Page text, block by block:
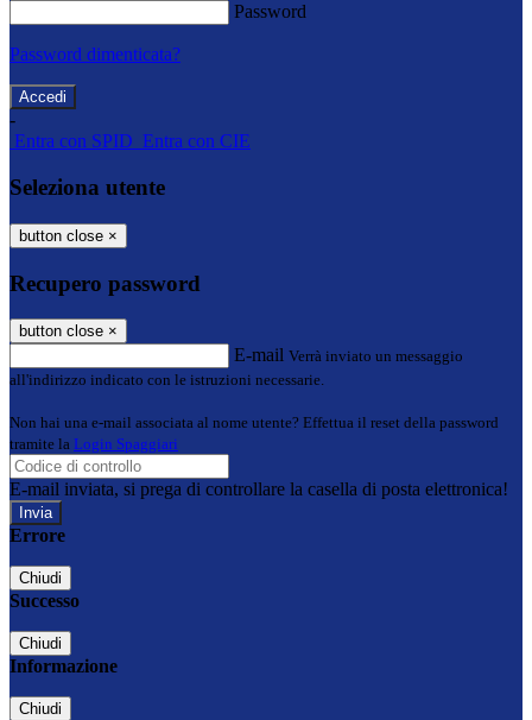
Password
Password dimenticata?
-
Entra con SPID Entra con CIE
Seleziona utente
button close ×
Recupero password
button close ×
E-mail Verrà inviato un messaggio
all'indirizzo indicato con le istruzioni necessarie.
Non hai una e-mail associata al nome utente? Effettua il reset della password
tramite la Login Spaggiari
E-mail inviata, si prega di controllare la casella di posta elettronica!
Errore
Chiudi
Successo
Chiudi
Informazione
Chiudi